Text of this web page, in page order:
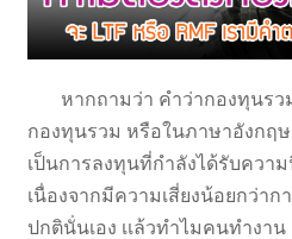
หากถามว่า คำว่ากองทุนรว
กองทุนรวม หรือในภาษาอังกฤษเ
เป็นการลงทุนที่กำลังได้รับความ
เนื่องจากมีความเสี่ยงน้อยกว่า
ปกตินั่นเอง เเล้วทำไมคนทำงา